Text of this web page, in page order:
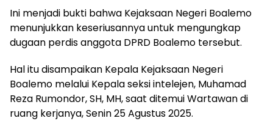
Ini menjadi bukti bahwa Kejaksaan Negeri Boalemo
menunjukkan keseriusannya untuk mengungkap
dugaan perdis anggota DPRD Boalemo tersebut.
Hal itu disampaikan Kepala Kejaksaan Negeri
Boalemo melalui Kepala seksi intelejen, Muhamad
Reza Rumondor, SH, MH, saat ditemui Wartawan di
ruang kerjanya, Senin 25 Agustus 2025.